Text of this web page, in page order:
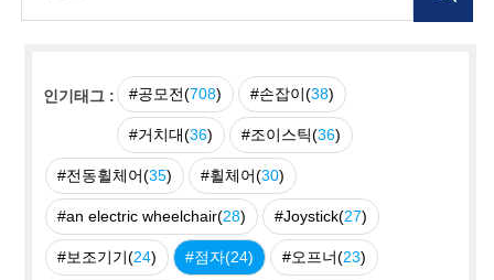
인기태그 : #공모전(708) #손잡이(38)
#거치대(36) #조이스틱(36)
#전동휠체어(35) #휠체어(30)
#an electric wheelchair(28) #Joystick(27)
#보조기기(24) #점자(24) #오프너(23)